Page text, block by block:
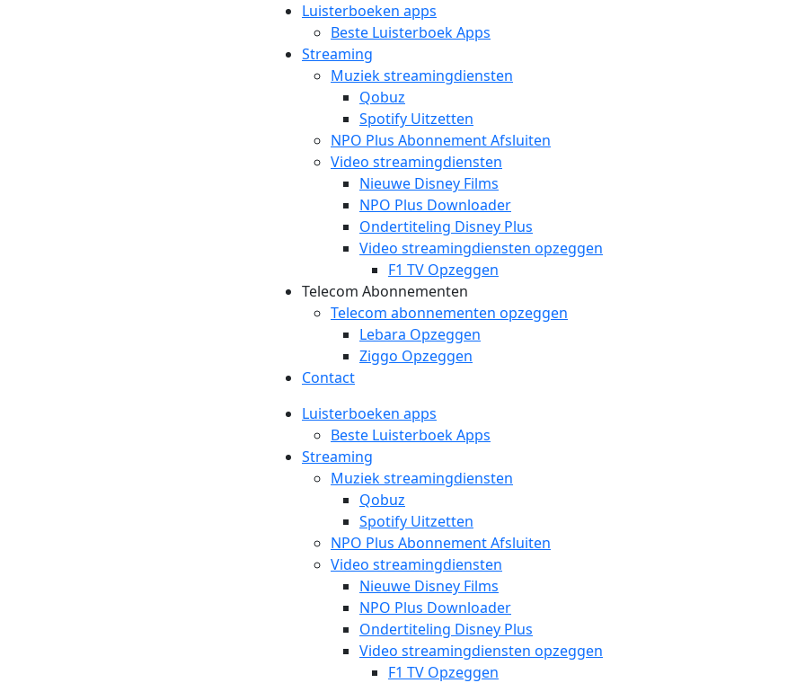
Luisterboeken apps
Beste Luisterboek Apps
Streaming
Muziek streamingdiensten
Qobuz
Spotify Uitzetten
NPO Plus Abonnement Afsluiten
Video streamingdiensten
Nieuwe Disney Films
NPO Plus Downloader
Ondertiteling Disney Plus
Video streamingdiensten opzeggen
F1 TV Opzeggen
Telecom Abonnementen
Telecom abonnementen opzeggen
Lebara Opzeggen
Ziggo Opzeggen
Contact
Luisterboeken apps
Beste Luisterboek Apps
Streaming
Muziek streamingdiensten
Qobuz
Spotify Uitzetten
NPO Plus Abonnement Afsluiten
Video streamingdiensten
Nieuwe Disney Films
NPO Plus Downloader
Ondertiteling Disney Plus
Video streamingdiensten opzeggen
F1 TV Opzeggen